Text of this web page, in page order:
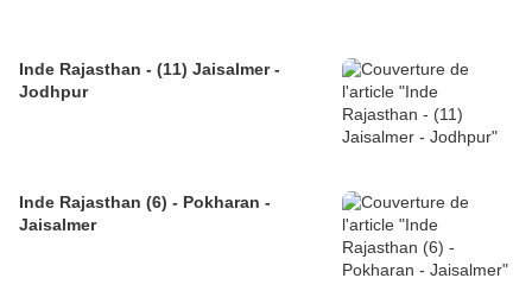
Inde Rajasthan - (11) Jaisalmer -
Jodhpur
Inde Rajasthan (6) - Pokharan -
Jaisalmer